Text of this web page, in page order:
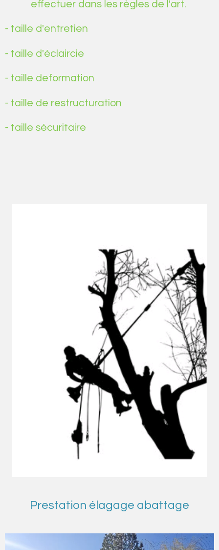
effectuer dans les règles de l'art.
- taille d'entretien
- taille d'éclaircie
- taille deformation
- taille de restructuration
- taille sécuritaire
Prestation élagage abattage